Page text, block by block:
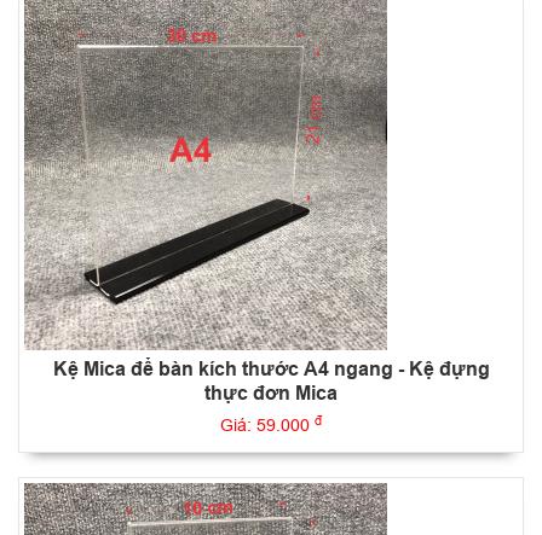
Kệ Mica để bàn kích thước A4 ngang - Kệ đựng
thực đơn Mica
Giá: 59.000 đ